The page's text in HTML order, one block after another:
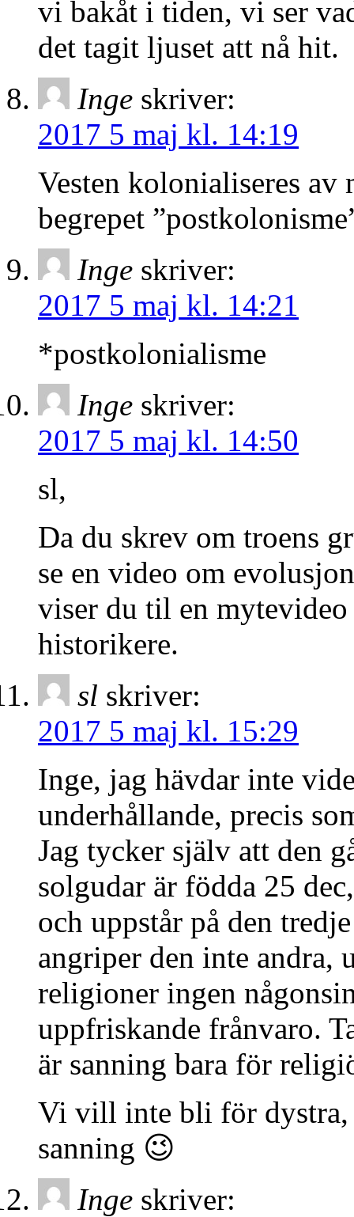
vi bakåt i tiden, vi ser
det tagit ljuset att nå hit.
Inge skriver:
2017 5 maj kl. 14:19
Vesten kolonialiseres av
begrepet
Inge skriver:
2017 5 maj kl. 14:21
*postkolonialisme
Inge skriver:
2017 5 maj kl. 14:50
sl,
Da du skrev om troens
se en video om
viser du til en
historikere.
sl skriver:
2017 5 maj kl. 15:29
Inge, jag hävdar inte
underhållande, precis
Jag tycker själv att den
solgudar är födda 25
och uppstår på den
angriper den inte andra,
religioner ingen
uppfriskande frånvaro.
är sanning bara för
Vi vill inte bli för dystra,
sanning 😉
Inge skriver: